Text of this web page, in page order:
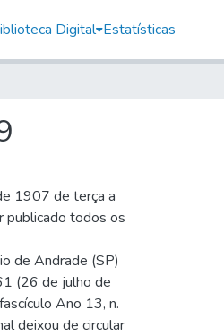
Digital Estatísticas
1907 de terça a
publicado todos os
de Andrade (SP)
(26 de julho de
Ano 13, n.
deixou de circular